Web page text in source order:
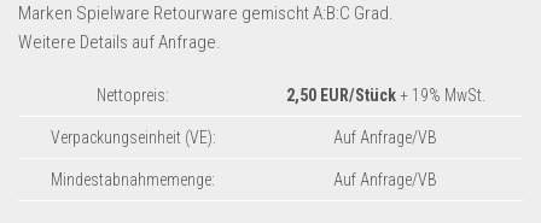
Grosshandel
Marken Spielware Retourware gemischt A:B:C Grad.
Weitere Details auf Anfrage.
Nettopreis: 2,50 EUR/Stück+ 19% MwSt.
Verpackungseinheit (VE): Auf Anfrage/VB
Mindestabnahmemenge: Auf Anfrage/VB